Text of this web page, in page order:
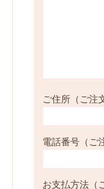
ご住所（ご注
電話番号（ご
お支払方法（